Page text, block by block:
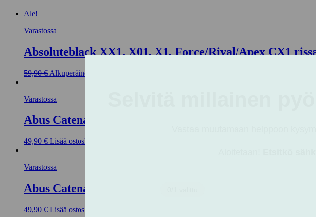
Ale!
Varastossa
Absoluteblack XX1, X01, X1, Force/Rival/Apex CX1
59,90€ Alkuperäinen hinta oli: 59,90 €.
Varastossa
Abus Catena 6806K ketjulukko 85cm sininen
49,90 € Lisää ostoskoriin
Varastossa
Abus Catena 6806K ketjulukko 85cm vihreä
49,90 € Lisää ostoskoriin